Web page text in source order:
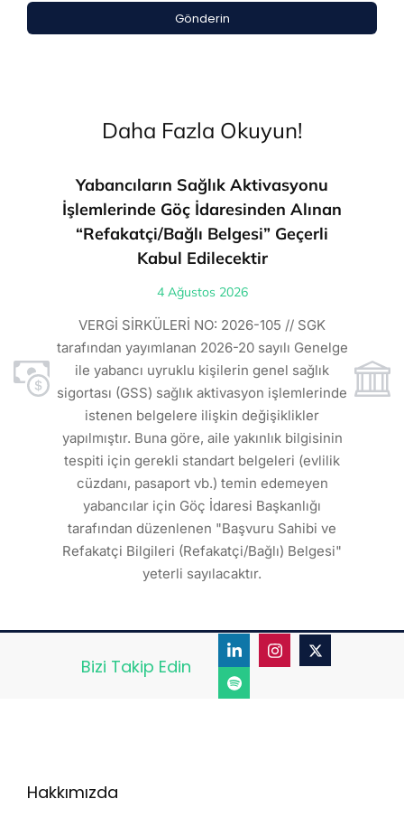
Gönderin
Daha Fazla Okuyun!
Yabancıların Sağlık Aktivasyonu
İşlemlerinde Göç İdaresinden Alınan
“Refakatçi/Bağlı Belgesi” Geçerli
Kabul Edilecektir
4 Ağustos 2026
VERGİ SİRKÜLERİ NO: 2026-105 // SGK
tarafından yayımlanan 2026-20 sayılı Genelge
ile yabancı uyruklu kişilerin genel sağlık
sigortası (GSS) sağlık aktivasyon işlemlerinde
istenen belgelere ilişkin değişiklikler
yapılmıştır. Buna göre, aile yakınlık bilgisinin
tespiti için gerekli standart belgeleri (evlilik
cüzdanı, pasaport vb.) temin edemeyen
yabancılar için Göç İdaresi Başkanlığı
tarafından düzenlenen "Başvuru Sahibi ve
Refakatçi Bilgileri (Refakatçi/Bağlı) Belgesi"
yeterli sayılacaktır.
Bizi Takip Edin
Hakkımızda